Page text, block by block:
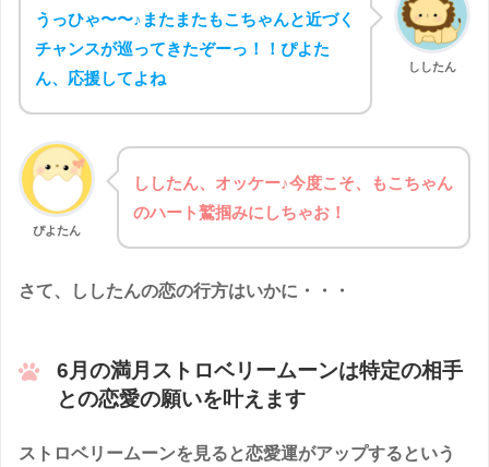
ンク色や赤色になるわけではないようですよ！
ししたん
うっひゃ〜〜♪またまたもこちゃんと近づく
チャンスが巡ってきたぞーっ！！ぴよた
ん、応援してよね
ぴよたん
ししたん、オッケー♪今度こそ、もこちゃん
のハート鷲掴みにしちゃお！
さて、ししたんの恋の行方はいかに・・・
6月の満月ストロベリームーンは特定の相手
との恋愛の願いを叶えます
ストロベリームーンを見ると恋愛運がアップするという